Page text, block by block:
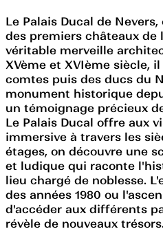
Le Palais Ducal de
des premiers châteaux de
véritable merveille
XVème et XVIème siècle,
comtes puis des ducs du
monument historique
un témoignage précieux
Le Palais Ducal offre aux
immersive à travers les
étages, on découvre une
et ludique qui raconte
lieu chargé de noblesse.
des années 1980 ou
d'accéder aux différents
révèle de nouveaux